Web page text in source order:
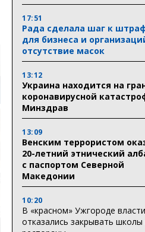
17:51
Рада сделала шаг к
для бизнеса и
отсутствие масок
13:12
Украина находится на
коронавирусной
Минздрав
13:09
Венским террористом
20-летний этнический
с паспортом Северной
Македонии
10:20
В «красном» Ужгороде власти
отказались закрывать школы